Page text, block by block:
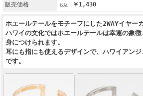
販売価格
￥1,430
ホエールテールをモチーフにした2WAYイヤーカ
ハワイの文化ではホエールテールは幸運の象
身につけられます。
耳にも指にも使えるデザインで、ハワイアン
です。